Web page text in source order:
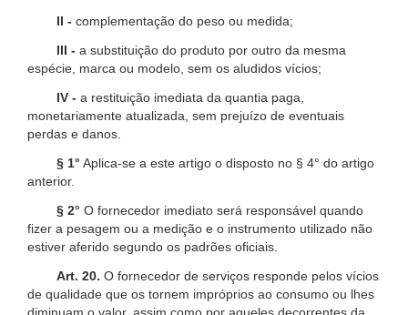
II - complementação do peso ou medida;
III - a substituição do produto por outro da mesma
espécie, marca ou modelo, sem os aludidos vícios;
IV - a restituição imediata da quantia paga,
monetariamente atualizada, sem prejuízo de eventuais
perdas e danos.
§ 1° Aplica-se a este artigo o disposto no § 4° do artigo
anterior.
§ 2° O fornecedor imediato será responsável quando
fizer a pesagem ou a medição e o instrumento utilizado não
estiver aferido segundo os padrões oficiais.
Art. 20. O fornecedor de serviços responde pelos vícios
de qualidade que os tornem impróprios ao consumo ou lhes
diminuam o valor, assim como por aqueles decorrentes da